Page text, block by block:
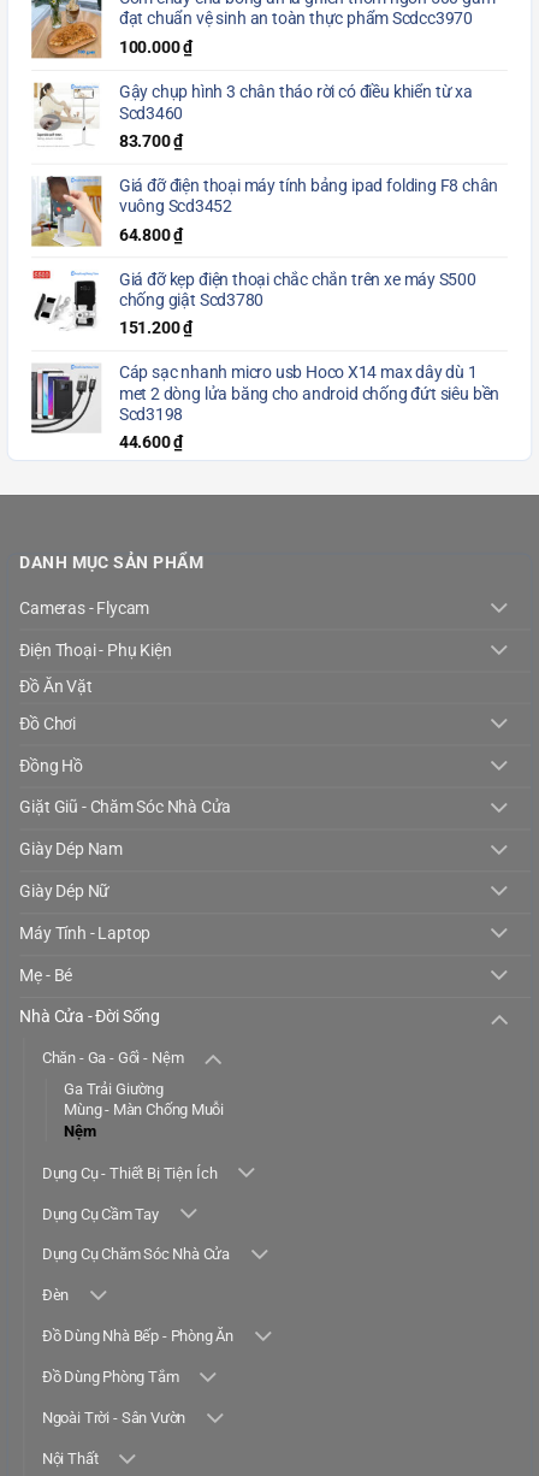
đạt chuẩn vệ sinh an toàn thực phẩm Scdcc3970
100.000₫
Gậy chụp hình 3 chân tháo rời có điều khiển từ xa
Scd3460
83.700₫
Giá đỡ điện thoại máy tính bảng ipad folding F8 chân
vuông Scd3452
64.800₫
Giá đỡ kẹp điện thoại chắc chắn trên xe máy S500
chống giật Scd3780
151.200₫
Cáp sạc nhanh micro usb Hoco X14 max dây dù 1
met 2 dòng lửa băng cho android chống đứt siêu bền
Scd3198
44.600₫
DANH MỤC SẢN PHẨM
Cameras - Flycam
Điện Thoại - Phụ Kiện
Đồ Ăn Vặt
Đồ Chơi
Đồng Hồ
Giặt Giũ - Chăm Sóc Nhà Cửa
Giày Dép Nam
Giày Dép Nữ
Máy Tính - Laptop
Mẹ - Bé
Nhà Cửa - Đời Sống
Chăn - Ga - Gối - Nệm
Ga Trải Giường
Mùng - Màn Chống Muỗi
Nệm
Dụng Cụ - Thiết Bị Tiện Ích
Dụng Cụ Cầm Tay
Dụng Cụ Chăm Sóc Nhà Cửa
Đèn
Đồ Dùng Nhà Bếp - Phòng Ăn
Đồ Dùng Phòng Tắm
Ngoài Trời - Sân Vườn
Nội Thất